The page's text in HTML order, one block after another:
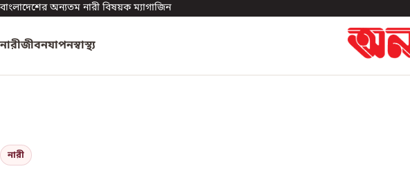
বাংলাদেশের অন্যতম নারী বিষয়ক ম্যাগাজিন
নারীজীবনযাপনস্বাস্থ্য
নারী